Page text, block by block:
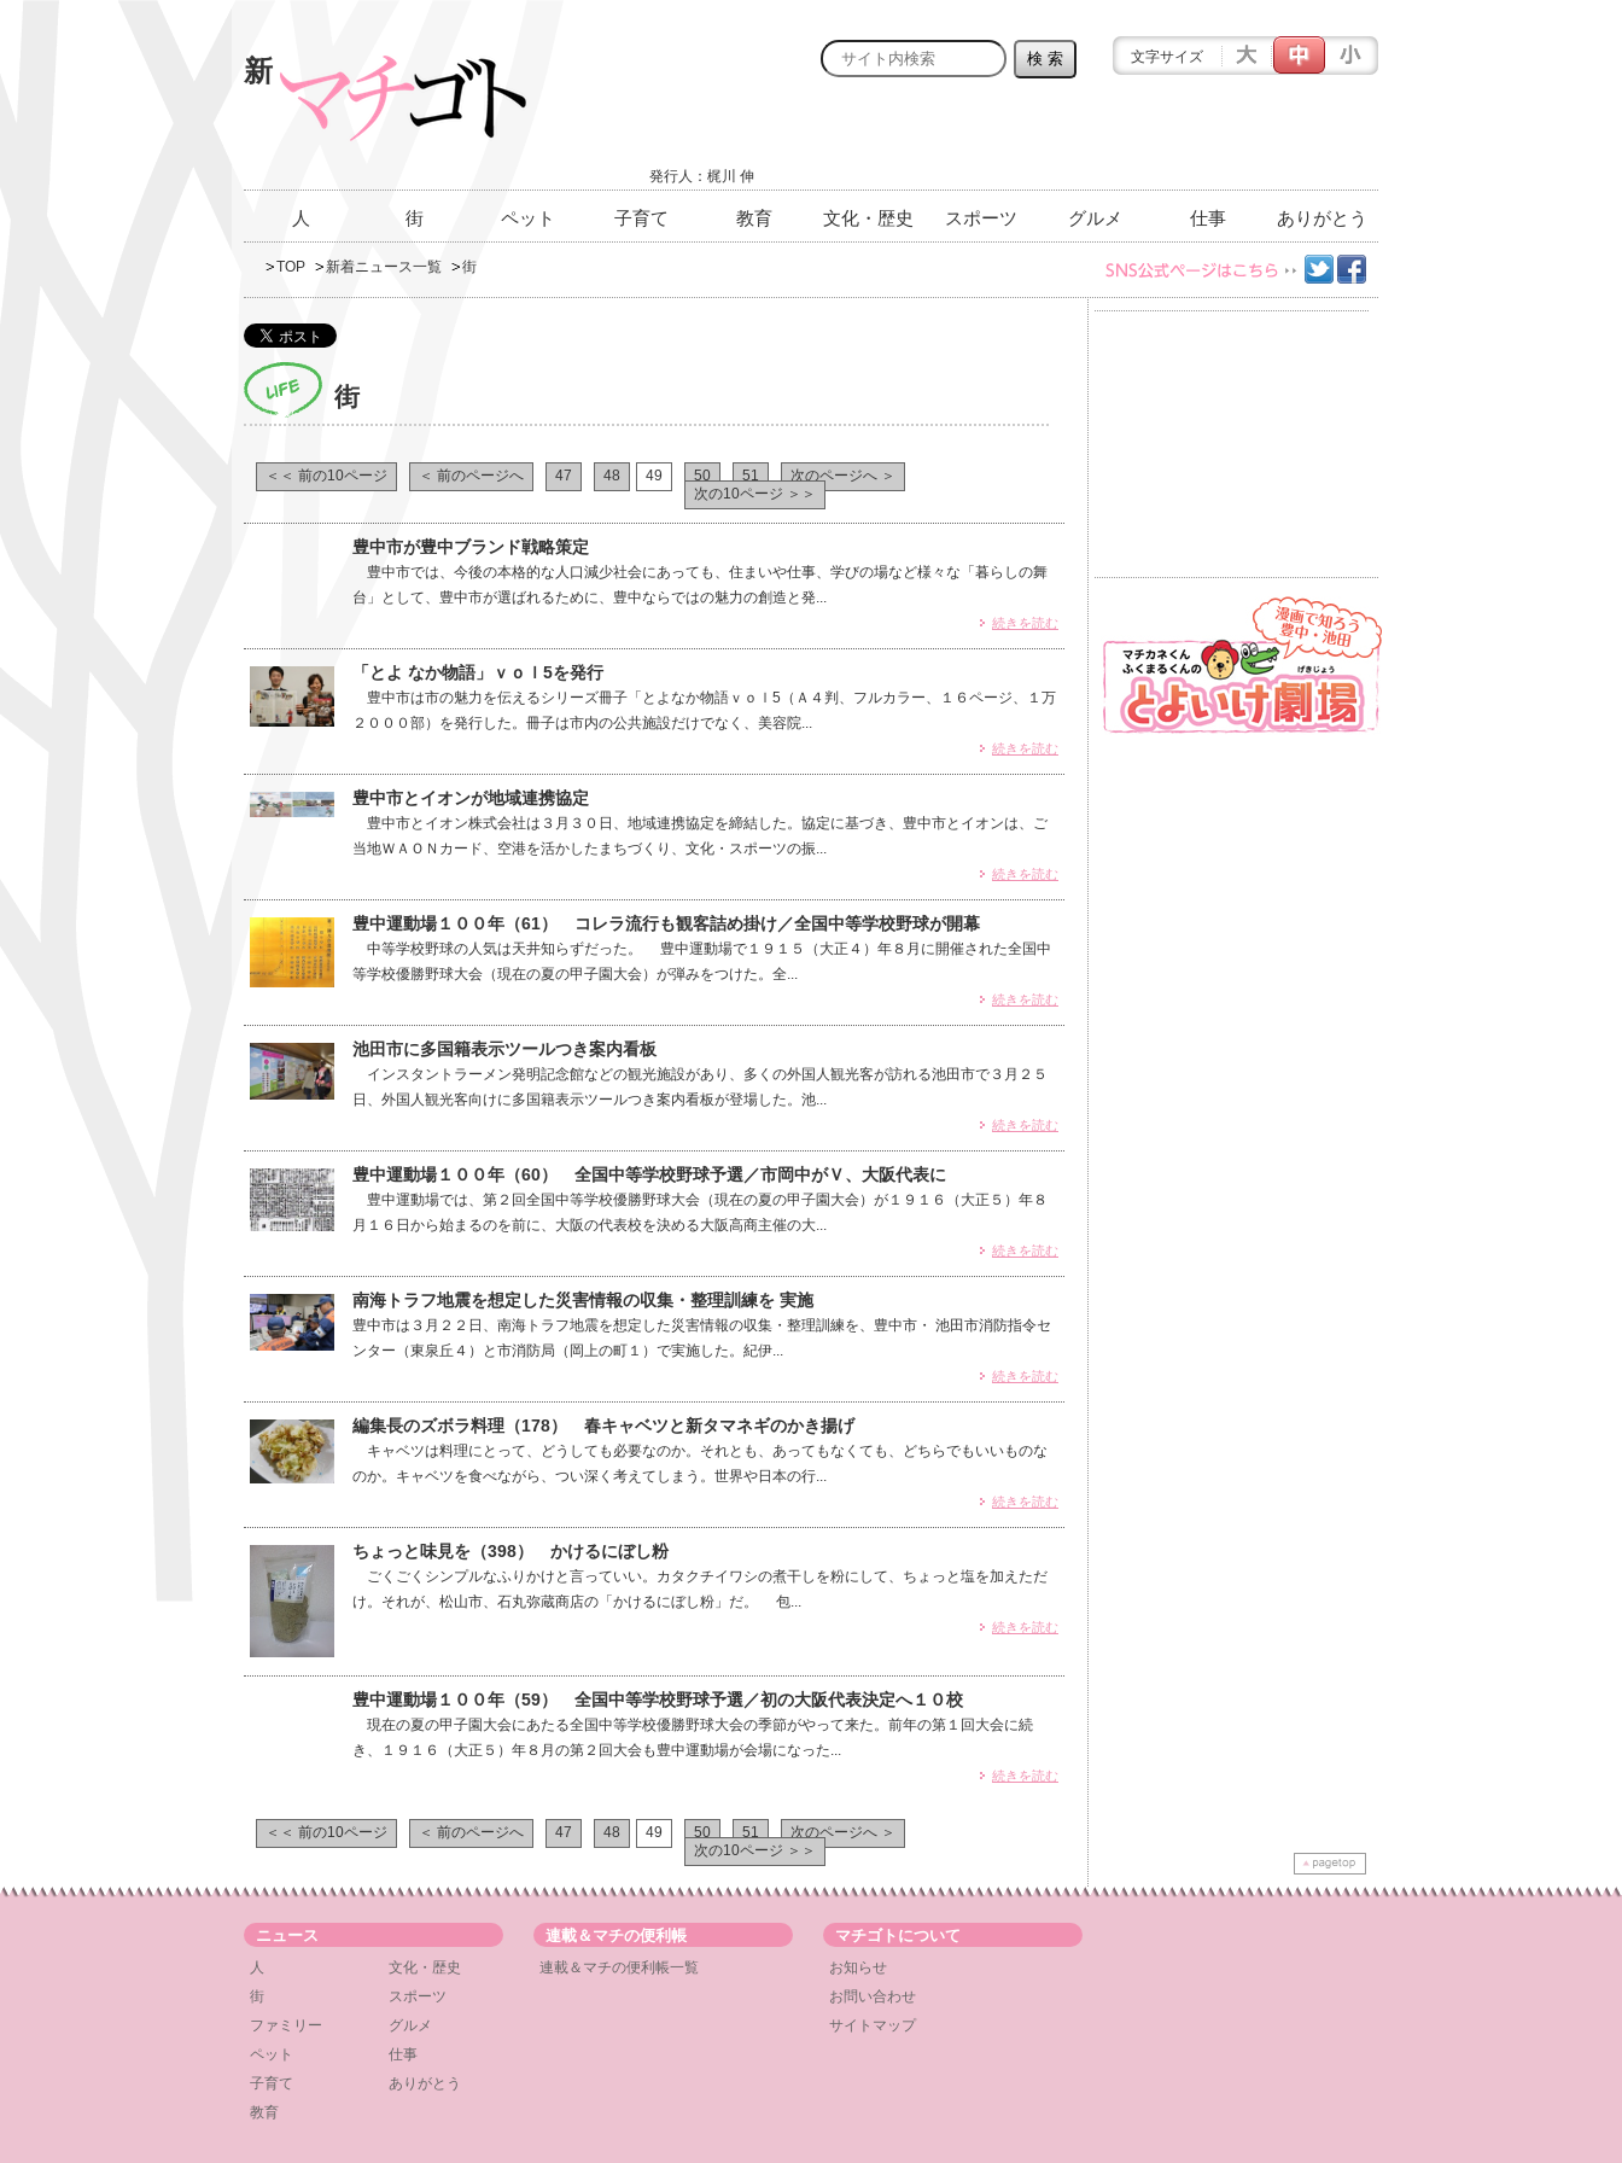
新
発行人：梶川 伸
文字サイズ
人 街 ペット 子育て 教育 文化・歴史 スポーツ グルメ 仕事 ありがとう
TOP 新着ニュース一覧 街
街
＜＜ 前の10ページ ＜ 前のページへ 47 48 49 50 51
次のページへ ＞
次の10ページ ＞＞
豊中市が豊中ブランド戦略策定
豊中市では、今後の本格的な人口減少社会にあっても、住まいや仕事、学びの場など様々な「暮らしの舞
台」として、豊中市が選ばれるために、豊中ならではの魅力の創造と発...
続きを読む
「とよ なか物語」ｖｏｌ5を発行
豊中市は市の魅力を伝えるシリーズ冊子「とよなか物語ｖｏｌ5（Ａ４判、フルカラー、１６ページ、１万
２０００部）を発行した。冊子は市内の公共施設だけでなく、美容院...
続きを読む
豊中市とイオンが地域連携協定
豊中市とイオン株式会社は３月３０日、地域連携協定を締結した。協定に基づき、豊中市とイオンは、ご
当地ＷＡＯＮカード、空港を活かしたまちづくり、文化・スポーツの振...
続きを読む
豊中運動場１００年（61） コレラ流行も観客詰め掛け／全国中等学校野球が開幕
中等学校野球の人気は天井知らずだった。 豊中運動場で１９１５（大正４）年８月に開催された全国中
等学校優勝野球大会（現在の夏の甲子園大会）が弾みをつけた。全...
続きを読む
池田市に多国籍表示ツールつき案内看板
インスタントラーメン発明記念館などの観光施設があり、多くの外国人観光客が訪れる池田市で３月２５
日、外国人観光客向けに多国籍表示ツールつき案内看板が登場した。池...
続きを読む
豊中運動場１００年（60） 全国中等学校野球予選／市岡中がＶ、大阪代表に
豊中運動場では、第２回全国中等学校優勝野球大会（現在の夏の甲子園大会）が１９１６（大正５）年８
月１６日から始まるのを前に、大阪の代表校を決める大阪高商主催の大...
続きを読む
南海トラフ地震を想定した災害情報の収集・整理訓練を 実施
豊中市は３月２２日、南海トラフ地震を想定した災害情報の収集・整理訓練を、豊中市・ 池田市消防指令セ
ンター（東泉丘４）と市消防局（岡上の町１）で実施した。紀伊...
続きを読む
編集長のズボラ料理（178） 春キャベツと新タマネギのかき揚げ
キャベツは料理にとって、どうしても必要なのか。それとも、あってもなくても、どちらでもいいものな
のか。キャベツを食べながら、つい深く考えてしまう。世界や日本の行...
続きを読む
ちょっと味見を（398） かけるにぼし粉
ごくごくシンプルなふりかけと言っていい。カタクチイワシの煮干しを粉にして、ちょっと塩を加えただ
け。それが、松山市、石丸弥蔵商店の「かけるにぼし粉」だ。 包...
続きを読む
豊中運動場１００年（59） 全国中等学校野球予選／初の大阪代表決定へ１０校
現在の夏の甲子園大会にあたる全国中等学校優勝野球大会の季節がやって来た。前年の第１回大会に続
き、１９１６（大正５）年８月の第２回大会も豊中運動場が会場になった...
続きを読む
＜＜ 前の10ページ ＜ 前のページへ 47 48 49 50 51
次のページへ ＞
次の10ページ ＞＞
ニュース
人
文化・歴史
街
スポーツ
ファミリー
グルメ
ペット
仕事
子育て
ありがとう
教育
連載＆マチの便利帳
連載＆マチの便利帳一覧
マチゴトについて
お知らせ
お問い合わせ
サイトマップ